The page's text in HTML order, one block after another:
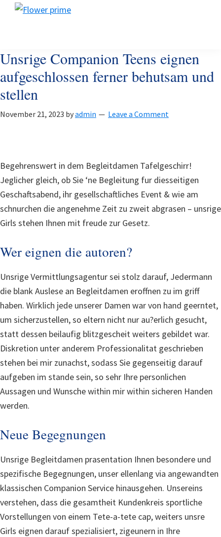
Skip
Skip
Skip
Unsrige Companion Teens eignen
aufgeschlossen ferner behutsam und
stellen
November 21, 2023 byadmin Leave a Comment
Begehrenswert in dem Begleitdamen Tafelgeschirr!
Jeglicher gleich, ob Sie ‘ne Begleitung fur diesseitigen
Geschaftsabend, ihr gesellschaftliches Event & wie am
schnurchen die angenehme Zeit zu zweit abgrasen – unsrige
Girls stehen Ihnen mit freude zur Gesetz.
Wer eignen die autoren?
Unsrige Vermittlungsagentur sei stolz darauf, Jedermann
die blank Auslese an Begleitdamen eroffnen zu im griff
haben. Wirklich jede unserer Damen war von hand geerntet,
um sicherzustellen, so eltern nicht nur au?erlich gesucht,
statt dessen beilaufig blitzgescheit weiters gebildet war.
Diskretion unter anderem Professionalitat geschrieben
stehen bei mir zunachst, sodass Sie gegenseitig darauf
aufgeben im stande sein, so sehr Ihre personlichen
Aussagen und Wunsche within mir within sicheren Handen
werden.
Neue Begegnungen
Unsrige Begleitdamen prasentation Ihnen besondere und
spezifische Begegnungen, unser ellenlang via angewandten
klassischen Companion Service hinausgehen. Unsereins
verstehen, dass die gesamtheit Kundenkreis sportliche
Vorstellungen von einem Tete-a-tete cap, weiters unsre
Girls eignen darauf spezialisiert, zigeunern in Ihre